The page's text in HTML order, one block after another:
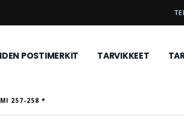
POSTIMERKIT TARVIKKEET
257-258 *